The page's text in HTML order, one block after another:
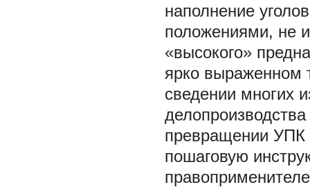
наполнение
положениями, не
«высокого»
ярко выраженном
сведении многих
превращении УПК
пошаговую